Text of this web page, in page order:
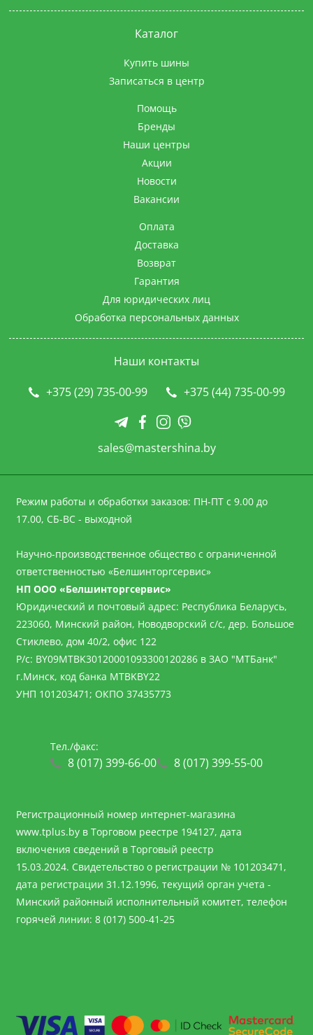
Каталог
Купить шины
Записаться в центр
Помощь
Бренды
Наши центры
Акции
Новости
Вакансии
Оплата
Доставка
Возврат
Гарантия
Для юридических лиц
Обработка персональных данных
Наши контакты
+375 (29) 735-00-99
+375 (44) 735-00-99
sales@mastershina.by
Режим работы и обработки заказов: ПН-ПТ с 9.00 до
17.00, СБ-ВС - выходной
Научно-производственное общество с ограниченной
ответственностью «Белшинторгсервис»
НП ООО «Белшинторгсервис»
Юридический и почтовый адрес: Республика Беларусь,
223060, Минский район, Новодворский с/с, дер. Большое
Стиклево, дом 40/2, офис 122
Р/с: BY09MTBK30120001093300120286 в ЗАО "МТБанк"
г.Минск, код банка MTBKBY22
УНП 101203471; ОКПО 37435773
Тел./факс:
8 (017) 399-66-00 8 (017) 399-55-00
Регистрационный номер интернет-магазина
www.tplus.byв Торговом реестре 194127, дата
включения сведений в Торговый реестр
15.03.2024. Свидетельство о регистрации № 101203471,
дата регистрации 31.12.1996, текущий орган учета -
Минский районный исполнительный комитет, телефон
горячей линии: 8 (017) 500-41-25